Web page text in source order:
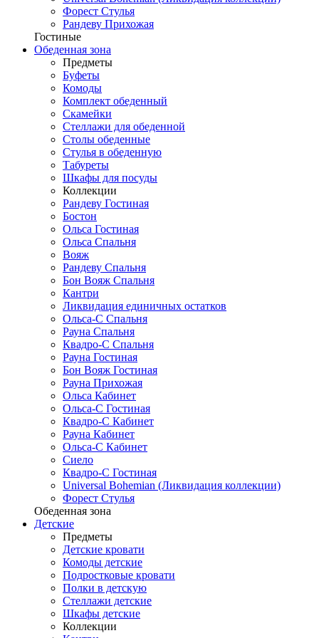
Форест Стулья
Рандеву Прихожая
Гостиные
Обеденная зона
Предметы
Буфеты
Комоды
Комплект обеденный
Скамейки
Стеллажи для обеденной
Столы обеденные
Стулья в обеденную
Табуреты
Шкафы для посуды
Коллекции
Рандеву Гостиная
Бостон
Ольса Гостиная
Ольса Спальня
Вояж
Рандеву Спальня
Бон Вояж Спальня
Кантри
Ликвидация единичных остатков
Ольса-С Спальня
Рауна Спальня
Квадро-С Спальня
Рауна Гостиная
Бон Вояж Гостиная
Рауна Прихожая
Ольса Кабинет
Ольса-С Гостиная
Квадро-С Кабинет
Рауна Кабинет
Ольса-С Кабинет
Сиело
Квадро-С Гостиная
Universal Bohemian (Ликвидация коллекции)
Форест Стулья
Обеденная зона
Детские
Предметы
Детские кровати
Комоды детские
Подростковые кровати
Полки в детскую
Стеллажи детские
Шкафы детские
Коллекции